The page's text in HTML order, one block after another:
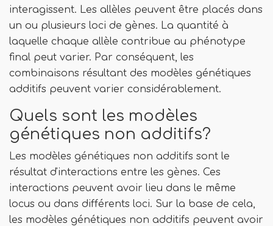
interagissent. Les allèles peuvent être placés dans
un ou plusieurs loci de gènes. La quantité à
laquelle chaque allèle contribue au phénotype
final peut varier. Par conséquent, les
combinaisons résultant des modèles génétiques
additifs peuvent varier considérablement.
Quels sont les modèles
génétiques non additifs?
Les modèles génétiques non additifs sont le
résultat d'interactions entre les gènes. Ces
interactions peuvent avoir lieu dans le même
locus ou dans différents loci. Sur la base de cela,
les modèles génétiques non additifs peuvent avoir